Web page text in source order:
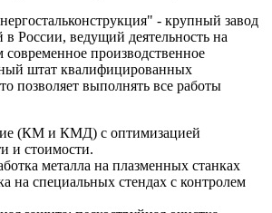
- крупный завод
в России, ведущий деятельность на
производственное
штат квалифицированных
позволяет выполнять все работы
(КМ и КМД) с оптимизацией
и стоимости.
металла на плазменных станках
на специальных стендах с контролем